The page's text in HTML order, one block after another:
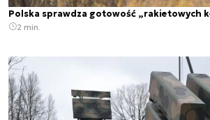
Polska sprawdza gotowość „rakietowych
2 min.